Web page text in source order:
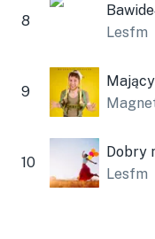
8
Lesfm
9
10
Dobry
Lesfm